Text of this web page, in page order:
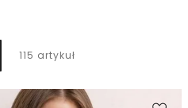
115 artykuł